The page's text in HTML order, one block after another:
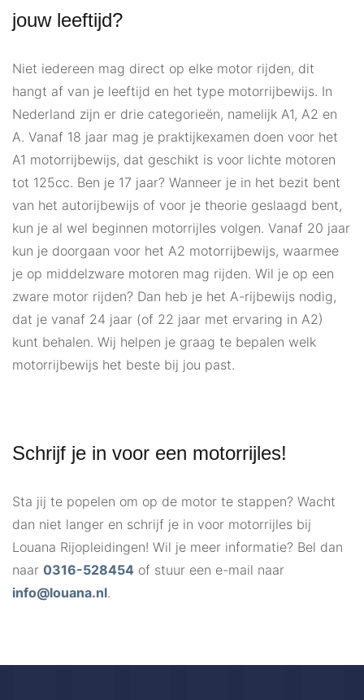
jouw leeftijd?
Niet iedereen mag direct op elke motor rijden, dit
hangt af van je leeftijd en het type motorrijbewijs. In
Nederland zijn er drie categorieën, namelijk A1, A2 en
A. Vanaf 18 jaar mag je praktijkexamen doen voor het
A1 motorrijbewijs, dat geschikt is voor lichte motoren
tot 125cc. Ben je 17 jaar? Wanneer je in het bezit bent
van het autorijbewijs of voor je theorie geslaagd bent,
kun je al wel beginnen motorrijles volgen. Vanaf 20 jaar
kun je doorgaan voor het A2 motorrijbewijs, waarmee
je op middelzware motoren mag rijden. Wil je op een
zware motor rijden? Dan heb je het A-rijbewijs nodig,
dat je vanaf 24 jaar (of 22 jaar met ervaring in A2)
kunt behalen. Wij helpen je graag te bepalen welk
motorrijbewijs het beste bij jou past.
Schrijf je in voor een motorrijles!
Sta jij te popelen om op de motor te stappen? Wacht
dan niet langer en schrijf je in voor motorrijles bij
Louana Rijopleidingen! Wil je meer informatie? Bel dan
naar 0316-528454 of stuur een e-mail naar
info@louana.nl.